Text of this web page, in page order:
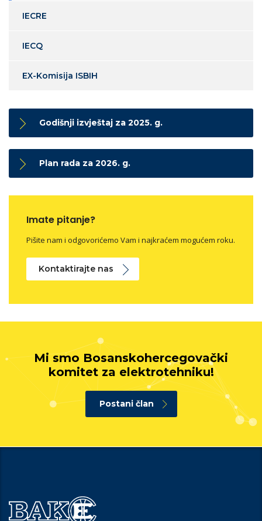
IECRE
IECQ
EX-Komisija ISBIH
Godišnji izvještaj za 2025. g.
Plan rada za 2026. g.
Imate pitanje?
Pišite nam i odgovorićemo Vam i najkraćem mogućem roku.
Kontaktirajte nas
Mi smo Bosanskohercegovački
komitet za elektrotehniku!
Postani član